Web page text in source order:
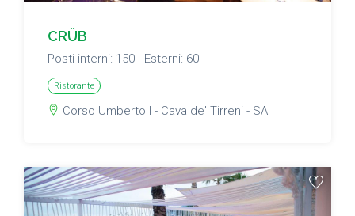
CRÜB
Posti interni: 150 - Esterni: 60
Ristorante
Corso Umberto I - Cava de' Tirreni - SA